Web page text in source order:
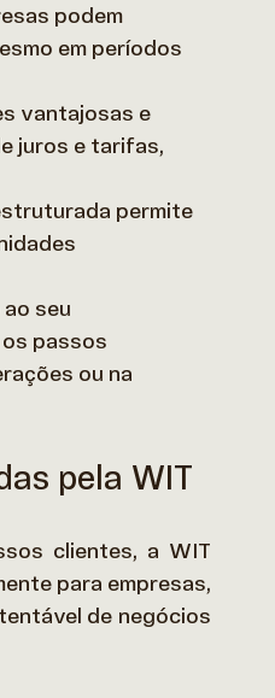
podem
em períodos
vantajosas e
juros e tarifas,
permite
seu
passos
ou na
pela WIT
clientes, a WIT
para empresas,
de negócios